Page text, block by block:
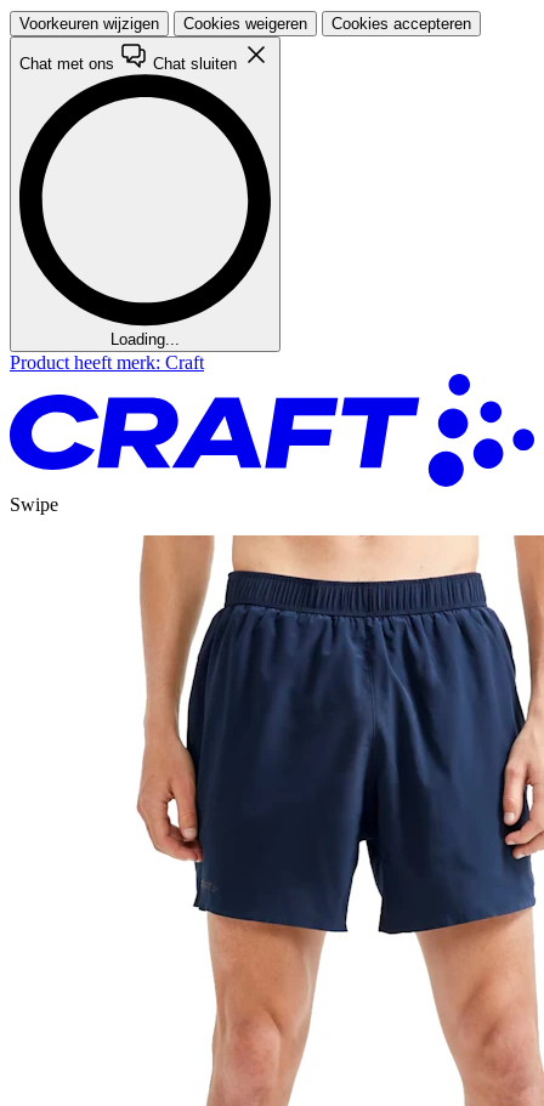
Voorkeuren wijzigen Cookies weigeren Cookies accepteren
Chat met ons Chat sluiten
Loading...
Product heeft merk: Craft
Swipe